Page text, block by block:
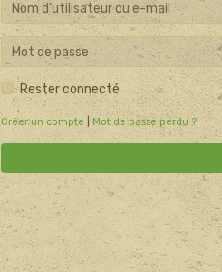
Rester connecté
Créer un compte | Mot de passe perdu ?